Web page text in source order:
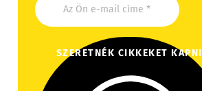
SZERETNÉK CIKKEKET KAPNI